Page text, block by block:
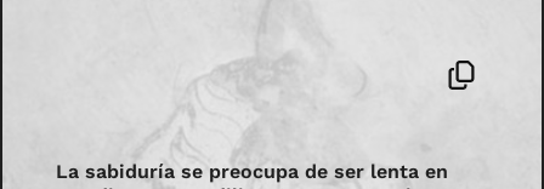
La sabiduría se preocupa de ser lenta en